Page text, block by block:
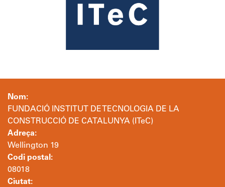
Nom:
FUNDACIÓ INSTITUT DE TECNOLOGIA DE LA
CONSTRUCCIÓ DE CATALUNYA (ITeC)
Adreça:
Wellington 19
Codi postal:
08018
Ciutat: